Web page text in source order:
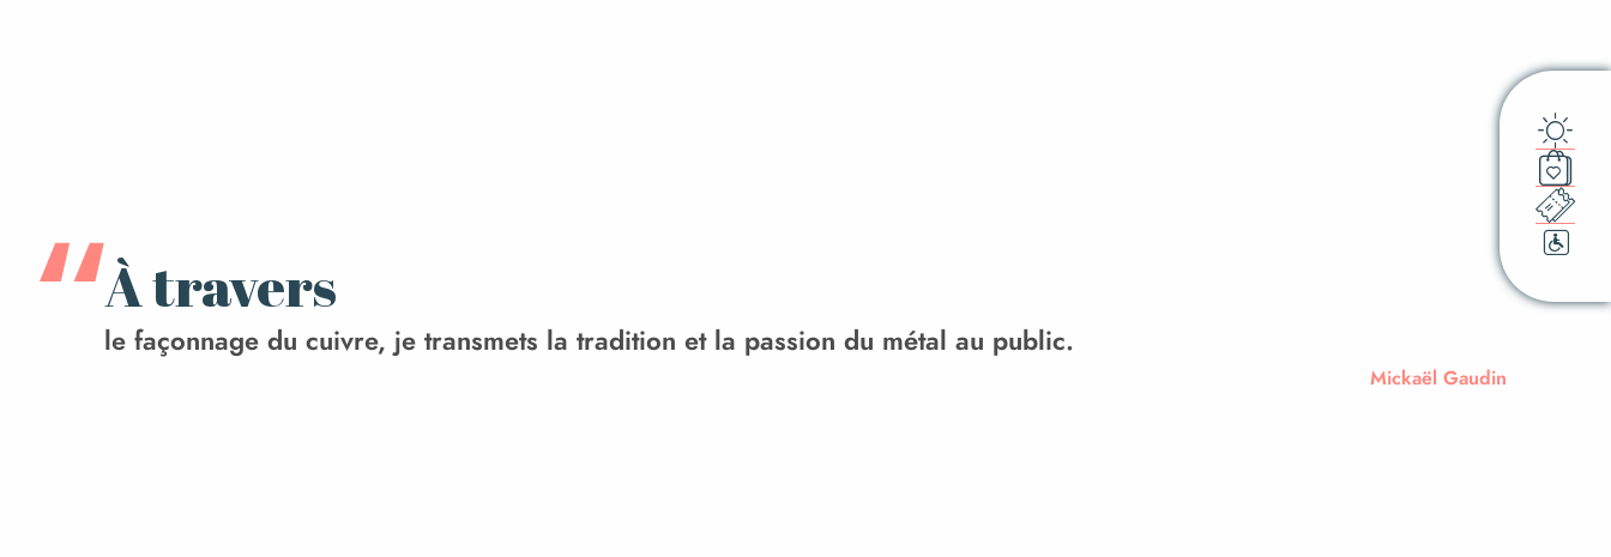
À travers
le façonnage du cuivre, je transmets la tradition et la passion du métal au public.
Mickaël Gaudin